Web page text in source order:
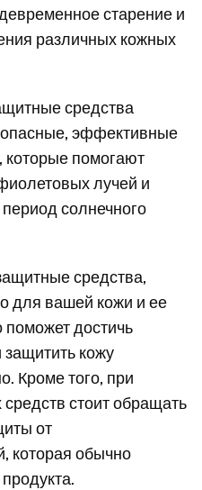
старение и
различных кожных
средства
эффективные
которые помогают
лучей и
солнечного
средства,
для вашей кожи и ее
поможет достичь
защитить кожу
Кроме того, при
стоит обращать
от
которая обычно